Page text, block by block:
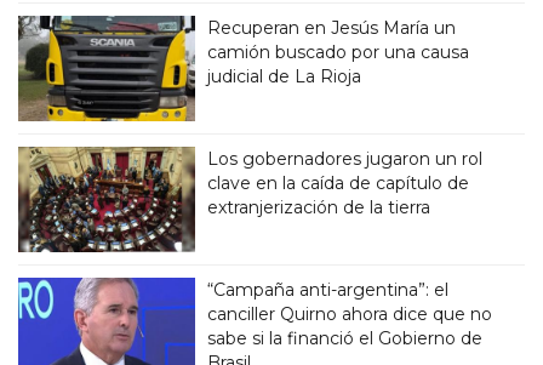
Recuperan en Jesús María un
camión buscado por una causa
judicial de La Rioja
Los gobernadores jugaron un rol
clave en la caída de capítulo de
extranjerización de la tierra
“Campaña anti-argentina”: el
canciller Quirno ahora dice que no
sabe si la financió el Gobierno de